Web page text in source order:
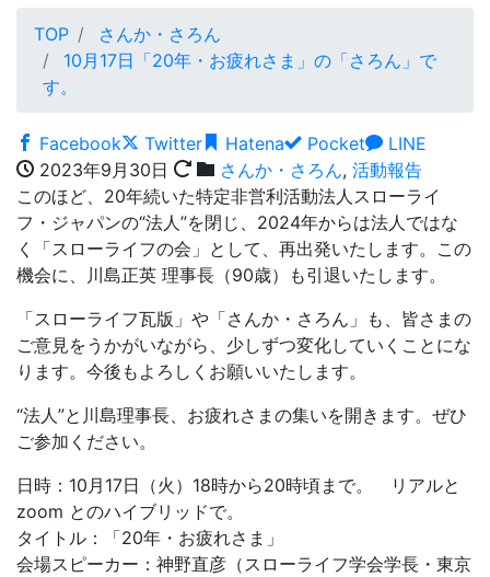
TOP
さんか・さろん
10月17日「20年・お疲れさま」の「さろん」で
す。
Facebook Twitter Hatena Pocket
LINE
2023年9月30日
さんか・さろん, 活動報告
このほど、20年続いた特定非営利活動法人スローライ
フ・ジャパンの“法人”を閉じ、2024年からは法人ではな
く「スローライフの会」として、再出発いたします。この
機会に、川島正英 理事長（90歳）も引退いたします。
「スローライフ瓦版」や「さんか・さろん」も、皆さまの
ご意見をうかがいながら、少しずつ変化していくことにな
ります。今後もよろしくお願いいたします。
“法人”と川島理事長、お疲れさまの集いを開きます。ぜひ
ご参加ください。
日時：10月17日（火）18時から20時頃まで。 リアルと
zoom とのハイブリッドで。
タイトル：「20年・お疲れさま」
会場スピーカー：神野直彦（スローライフ学会学長・東京